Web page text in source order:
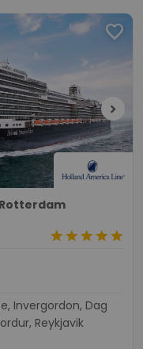
favorite
chevron_right
starstarstarstarstar
Reykjavik